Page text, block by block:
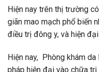
Hiện nay trên thị trường
giãn mao mạch phổ biến
điều trị đông y, và hiện
Hiện nay, Phòng khám
pháp hiện đại vào chữa